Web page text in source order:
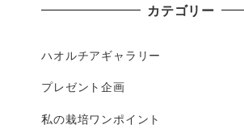
カテゴリー
ハオルチアギャラリー
プレゼント企画
私の栽培ワンポイント